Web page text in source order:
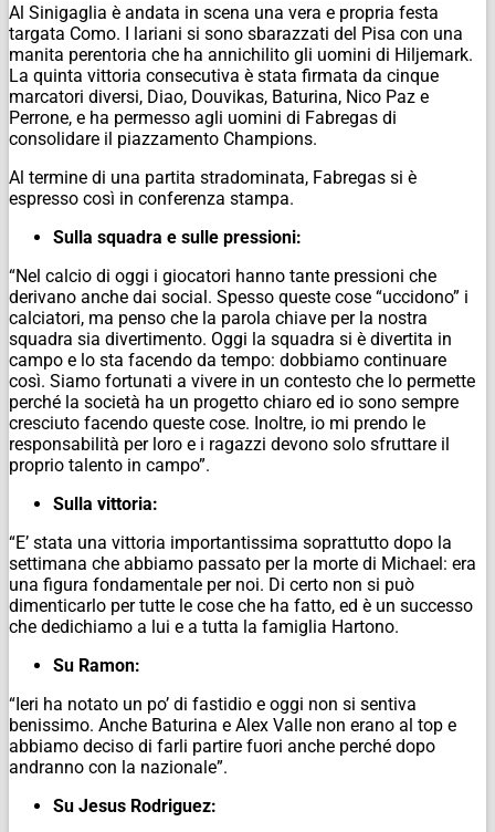
Al Sinigaglia è andata in scena una vera e propria festa
targata Como. I lariani si sono sbarazzati del Pisa con una
manita perentoria che ha annichilito gli uomini di Hiljemark.
La quinta vittoria consecutiva è stata firmata da cinque
marcatori diversi, Diao, Douvikas, Baturina, Nico Paz e
Perrone, e ha permesso agli uomini di Fabregas di
consolidare il piazzamento Champions.
Al termine di una partita stradominata, Fabregas si è
espresso così in conferenza stampa.
Sulla squadra e sulle pressioni:
“Nel calcio di oggi i giocatori hanno tante pressioni che
derivano anche dai social. Spesso queste cose “uccidono” i
calciatori, ma penso che la parola chiave per la nostra
squadra sia divertimento. Oggi la squadra si è divertita in
campo e lo sta facendo da tempo: dobbiamo continuare
così. Siamo fortunati a vivere in un contesto che lo permette
perché la società ha un progetto chiaro ed io sono sempre
cresciuto facendo queste cose. Inoltre, io mi prendo le
responsabilità per loro e i ragazzi devono solo sfruttare il
proprio talento in campo”.
Sulla vittoria:
“E’ stata una vittoria importantissima soprattutto dopo la
settimana che abbiamo passato per la morte di Michael: era
una figura fondamentale per noi. Di certo non si può
dimenticarlo per tutte le cose che ha fatto, ed è un successo
che dedichiamo a lui e a tutta la famiglia Hartono.
Su Ramon:
“Ieri ha notato un po’ di fastidio e oggi non si sentiva
benissimo. Anche Baturina e Alex Valle non erano al top e
abbiamo deciso di farli partire fuori anche perché dopo
andranno con la nazionale”.
Su Jesus Rodriguez: